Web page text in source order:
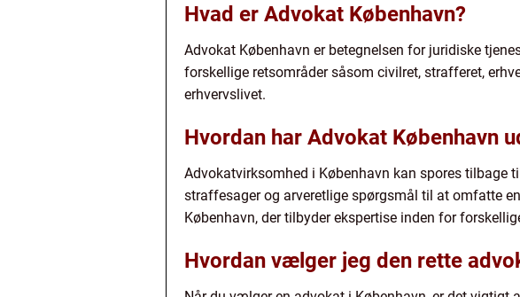
Hvad er Advokat København?
Advokat København er betegnelsen for juridiske
forskellige retsområder såsom civilret, strafferet,
erhvervslivet.
Hvordan har Advokat København
Advokatvirksomhed i København kan spores
straffesager og arveretlige spørgsmål til at omfatte
København, der tilbyder ekspertise inden for
Hvordan vælger jeg den rette